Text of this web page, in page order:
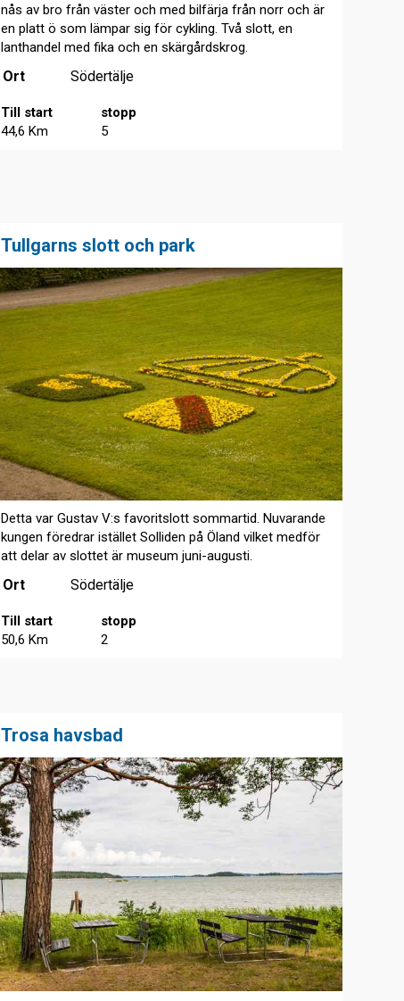
nås av bro från väster och med bilfärja från norr och är
en platt ö som lämpar sig för cykling. Två slott, en
lanthandel med fika och en skärgårdskrog.
Ort Södertälje
Till start
44,6 Km
stopp
5
Tullgarns slott och park
Detta var Gustav V:s favoritslott sommartid. Nuvarande
kungen föredrar istället Solliden på Öland vilket medför
att delar av slottet är museum juni-augusti.
Ort Södertälje
Till start
50,6 Km
stopp
2
Trosa havsbad